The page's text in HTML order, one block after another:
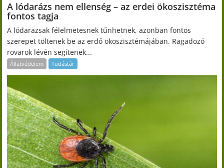
A lódarázs nem ellenség – az erdei ökoszisztéma
fontos tagja
A lódarazsak félelmetesnek tűnhetnek, azonban fontos
szerepet töltenek be az erdő ökoszisztémájában. Ragadozó
rovarok lévén segítenek...
Állatvédelem Tudástár